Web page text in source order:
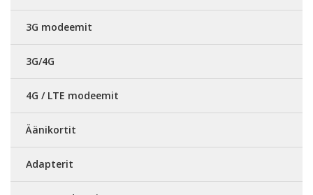
3G modeemit
3G/4G
4G / LTE modeemit
Äänikortit
Adapterit